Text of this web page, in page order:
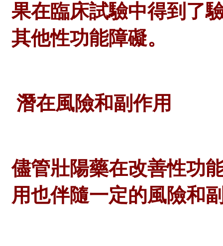
果在臨床試驗中得到了
其他性功能障礙。
潛在風險和副作用
儘管壯陽藥在改善性功
用也伴隨一定的風險和